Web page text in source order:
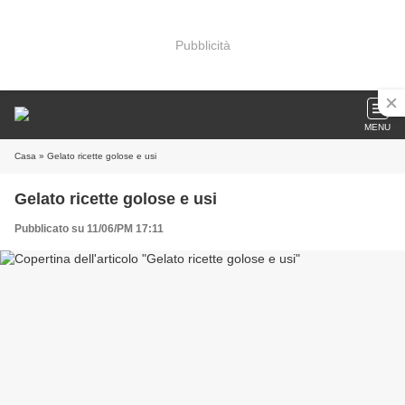
Pubblicità
MENU
Casa » Gelato ricette golose e usi
Gelato ricette golose e usi
Pubblicato su 11/06/PM 17:11